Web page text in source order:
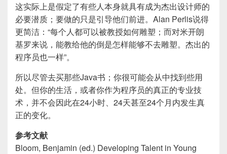
这实际上是假定了有些人本身就具有成为杰出设计师的
必要潜质；要做的只是引导他们前进。Alan Perlis说得
更简洁：“每个人都可以被教授如何雕塑；而对米开朗
基罗来说，能教给他的倒是怎样能够不去雕塑。杰出的
程序员也一样”。
所以尽管去买那些Java书；你很可能会从中找到些用
处。但你的生活，或者你作为程序员的真正的专业技
术，并不会因此在24小时、24天甚至24个月内发生真
正的变化。
参考文献
Bloom, Benjamin (ed.) Developing Talent in Young